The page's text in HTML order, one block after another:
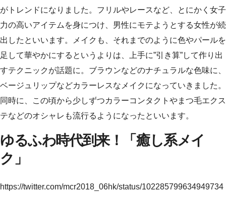
がトレンドになりました。フリルやレースなど、とにかく女子
力の高いアイテムを身につけ、男性にモテようとする女性が続
出したといいます。メイクも、それまでのように色やパールを
足して華やかにするというよりは、上手に”引き算”して作り出
すテクニックが話題に。ブラウンなどのナチュラルな色味に、
ベージュリップなどカラーレスなメイクになっていきました。
同時に、この頃から少しずつカラーコンタクトやまつ毛エクス
テなどのオシャレも流行るようになったといいます。
ゆるふわ時代到来！「癒し系メイ
ク」
https://twitter.com/mcr2018_06hk/status/102285799634949734